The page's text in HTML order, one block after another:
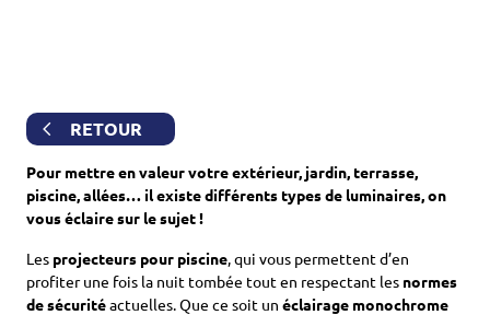
RETOUR
Pour mettre en valeur votre extérieur, jardin, terrasse,
piscine, allées… il existe différents types de luminaires, on
vous éclaire sur le sujet !
Les projecteurs pour piscine, qui vous permettent d’en
profiter une fois la nuit tombée tout en respectant les normes
de sécuritéactuelles. Que ce soit un éclairage monochrome